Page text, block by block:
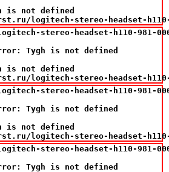
is not defined
logitech-stereo-headset-
stereo-headset-h110-981-
Tygh is not defined
is not defined
logitech-stereo-headset-
stereo-headset-h110-981-
Tygh is not defined
is not defined
logitech-stereo-headset-
stereo-headset-h110-981-
Tygh is not defined